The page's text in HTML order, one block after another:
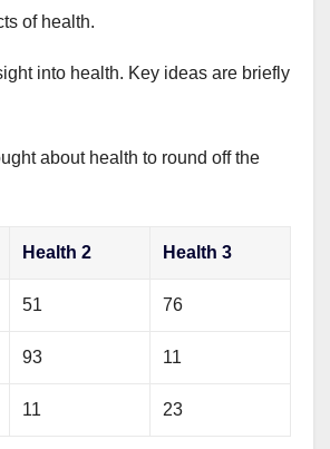
of health.
into health. Key ideas are briefly
about health to round off the
Health 2 Health 3
51 76
93 11
11 23